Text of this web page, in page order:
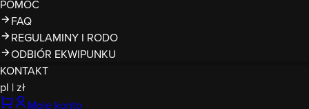
POMOC
FAQ
REGULAMINY I RODO
ODBIÓR EKWIPUNKU
KONTAKT
pl |zł
Moje konto